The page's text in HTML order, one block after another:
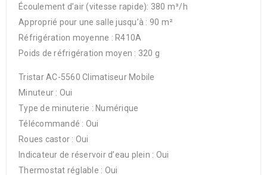
Écoulement d’air (vitesse rapide): 380 m³/h
Approprié pour une salle jusqu’à : 90 m²
Réfrigération moyenne : R410A
Poids de réfrigération moyen : 320 g
Tristar AC-5560 Climatiseur Mobile
Minuteur : Oui
Type de minuterie : Numérique
Télécommandé : Oui
Roues castor : Oui
Indicateur de réservoir d’eau plein : Oui
Thermostat réglable : Oui